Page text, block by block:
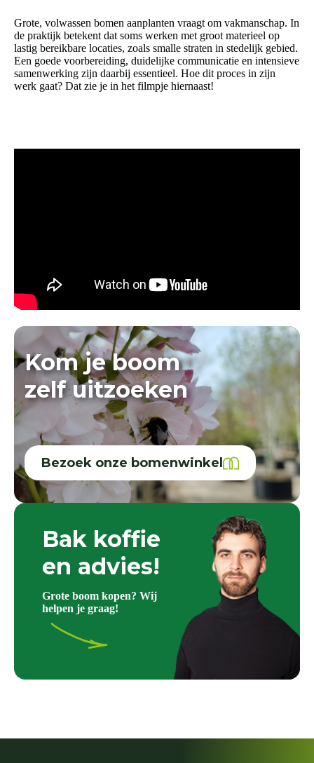
Grote, volwassen bomen aanplanten vraagt om vakmanschap. In
de praktijk betekent dat soms werken met groot materieel op
lastig bereikbare locaties, zoals smalle straten in stedelijk gebied.
Een goede voorbereiding, duidelijke communicatie en intensieve
samenwerking zijn daarbij essentieel. Hoe dit proces in zijn
werk gaat? Dat zie je in het filmpje hiernaast!
Kom je boom
zelf uitzoeken
Bezoek onze bomenwinkel
Bak koffie
en advies!
Grote boom kopen? Wij
helpen je graag!